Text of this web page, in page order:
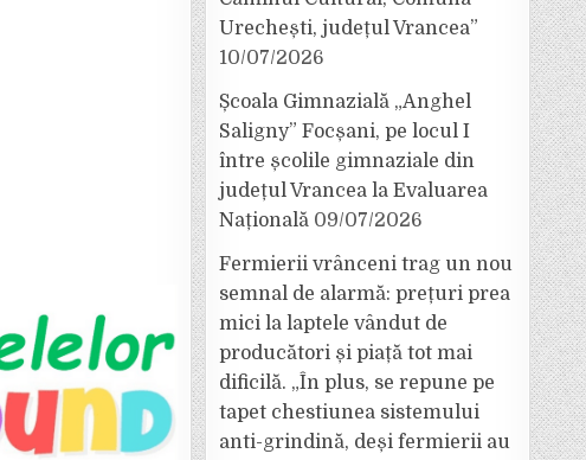
Urechești, județul Vrancea”
10/07/2026
Școala Gimnazială „Anghel
Saligny” Focșani, pe locul I
între școlile gimnaziale din
județul Vrancea la Evaluarea
Națională 09/07/2026
Fermierii vrânceni trag un nou
semnal de alarmă: prețuri prea
mici la laptele vândut de
producători și piață tot mai
dificilă. „În plus, se repune pe
tapet chestiunea sistemului
anti-grindină, deși fermierii au